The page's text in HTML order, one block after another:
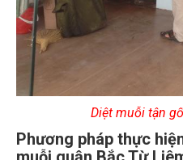
Diệt muỗi tận
Phương pháp thực
muỗi quận Bắc Từ Liêm
Bước 1:Trước khi tiến hành